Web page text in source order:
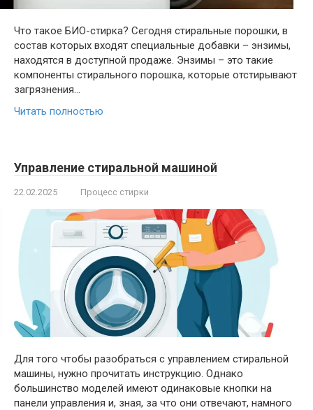
Что такое БИО-стирка? Сегодня стиральные порошки, в
состав которых входят специальные добавки – энзимы,
находятся в доступной продаже. Энзимы – это такие
компоненты стирального порошка, которые отстирывают
загрязнения…
Читать полностью
Управление стиральной машиной
22.02.2025 Процесс стирки
Для того чтобы разобраться с управлением стиральной
машины, нужно прочитать инструкцию. Однако
большинство моделей имеют одинаковые кнопки на
панели управления и, зная, за что они отвечают, намного